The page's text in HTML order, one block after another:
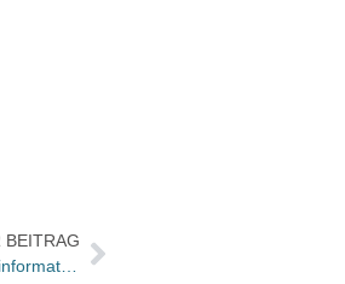
BEITRAG